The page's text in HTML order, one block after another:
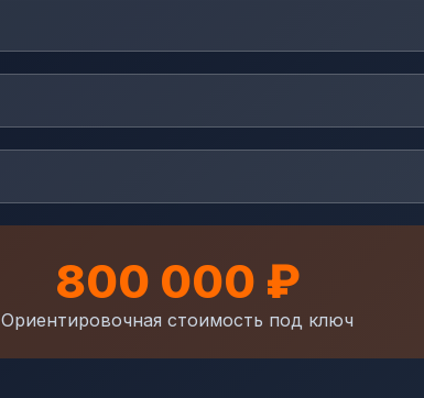
800 000 ₽
Ориентировочная стоимость под ключ